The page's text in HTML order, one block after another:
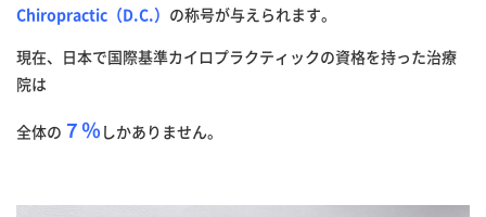
Chiropractic（D.C.） の称号が与えられます。
現在、日本で国際基準カイロプラクティックの資格を持った治療
院は
全体の ７％ しかありません。